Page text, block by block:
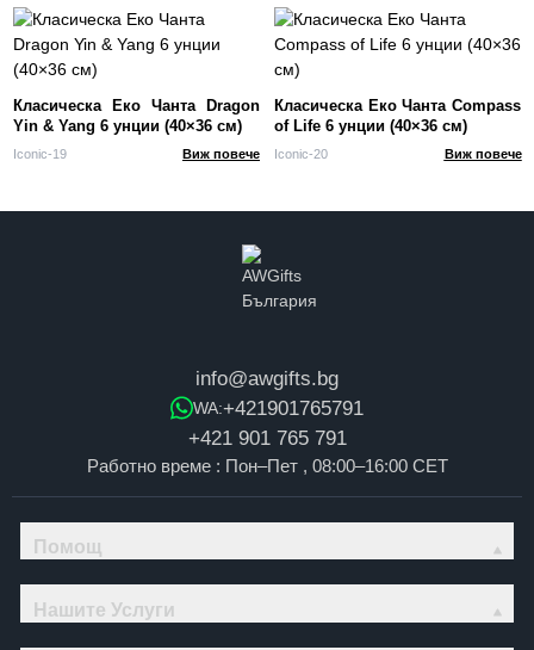
Класическа Еко Чанта Dragon
Yin & Yang 6 унции (40×36 см)
Iconic-19 Виж повече
Класическа Еко Чанта Compass
of Life 6 унции (40×36 см)
Iconic-20 Виж повече
info@awgifts.bg
WA:+421901765791
+421 901 765 791
Работно време : Пон–Пет , 08:00–16:00 CET
Помощ
Нашите Услуги